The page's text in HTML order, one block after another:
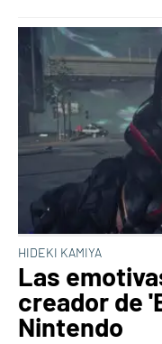
HIDEKI KAMIYA
Las
creador de
Nintendo